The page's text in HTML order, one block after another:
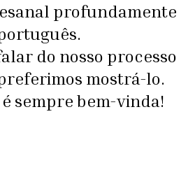
profundamente
do nosso processo
mostrá-lo.
sempre bem-vinda!